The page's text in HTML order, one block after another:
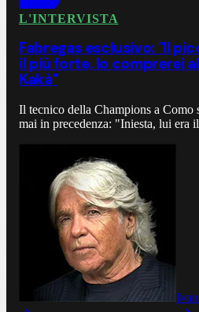
L'INTERVISTA
Fabregas esclusivo: "Il
il più forte, lo comprerei
Kakà"
Il tecnico della Champions a Como
mai in precedenza: "Iniesta, lui era